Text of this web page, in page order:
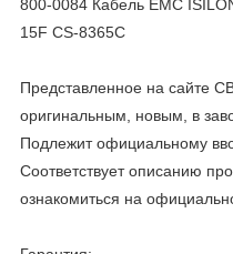
800-0084 Кабель EMC
15F CS-8365C
Представленное на сайте
оригинальным, новым, в
Подлежит официальному
Соответствует описанию
ознакомиться на